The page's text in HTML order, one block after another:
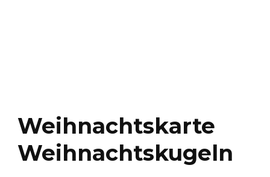
Weihnachtskarte
Weihnachtskugeln